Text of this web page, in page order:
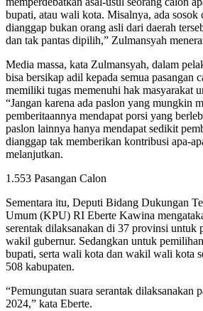
bupati, atau wali kota. Misalnya, ada sosok
dianggap bukan orang asli dari daerah
dan tak pantas dipilih,” Zulmansyah
Media massa, kata Zulmansyah, dalam
bisa bersikap adil kepada semua pasangan
memiliki tugas memenuhi hak masyarakat
“Jangan karena ada paslon yang mungkin
pemberitaannya mendapat porsi yang
paslon lainnya hanya mendapat sedikit
dianggap tak memberikan kontribusi apa-
melanjutkan.
1.553 Pasangan Calon
Sementara itu, Deputi Bidang Dukungan
Umum (KPU) RI Eberte Kawina
serentak dilaksanakan di 37 provinsi untuk
wakil gubernur. Sedangkan untuk
bupati, serta wali kota dan wakil wali kota
508 kabupaten.
“Pemungutan suara serantak dilaksanakan
2024,” kata Eberte.